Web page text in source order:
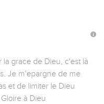
grace de Dieu, c'est là
Je m'epargne de me
et de limiter le Dieu
à Dieu